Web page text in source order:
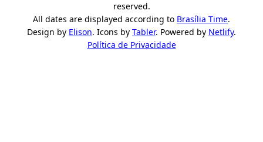
reserved.
All dates are displayed according to Brasília Time.
Design by Elison. Icons by Tabler. Powered by Netlify.
Política de Privacidade